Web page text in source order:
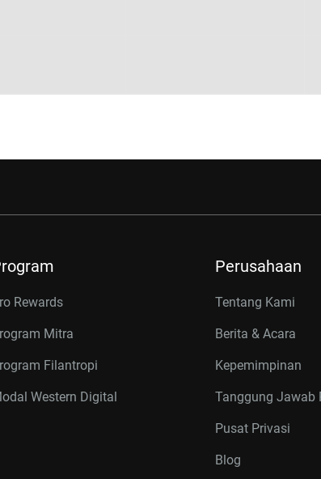
Rewards
Mitra
Filantropi
Western Digital
Perusahaan
Tentang Kami
Berita & Acara
Kepemimpinan
Tanggung Jawab
Pusat Privasi
Blog